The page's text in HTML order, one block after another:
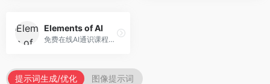
Elements of AI
免费在线AI通识课程，专注于AI基础知识普及。面向普通大众，提供AI概念、原理、应用等入门知识，语言通俗易懂。
提示词生成/优化 图像提示词